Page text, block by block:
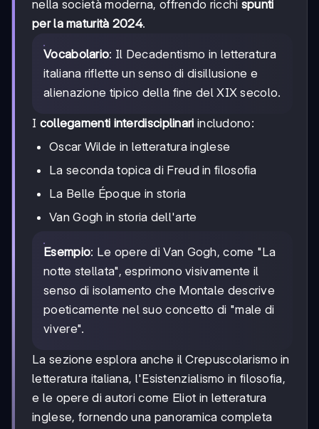
nella società moderna, offrendo ricchi spunti
per la maturità 2024.
Vocabolario: Il Decadentismo in letteratura
italiana riflette un senso di disillusione e
alienazione tipico della fine del XIX secolo.
I collegamenti interdisciplinari includono:
Oscar Wilde in letteratura inglese
La seconda topica di Freud in filosofia
La Belle Époque in storia
Van Gogh in storia dell'arte
Esempio: Le opere di Van Gogh, come "La
notte stellata", esprimono visivamente il
senso di isolamento che Montale descrive
poeticamente nel suo concetto di "male di
vivere".
La sezione esplora anche il Crepuscolarismo in
letteratura italiana, l'Esistenzialismo in filosofia,
e le opere di autori come Eliot in letteratura
inglese, fornendo una panoramica completa